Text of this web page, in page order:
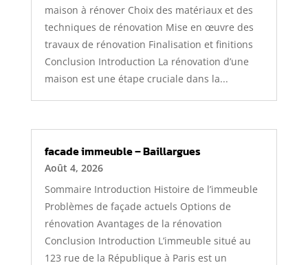
maison à rénover Choix des matériaux et des
techniques de rénovation Mise en œuvre des
travaux de rénovation Finalisation et finitions
Conclusion Introduction La rénovation d’une
maison est une étape cruciale dans la...
facade immeuble – Baillargues
Août 4, 2026
Sommaire Introduction Histoire de l’immeuble
Problèmes de façade actuels Options de
rénovation Avantages de la rénovation
Conclusion Introduction L’immeuble situé au
123 rue de la République à Paris est un